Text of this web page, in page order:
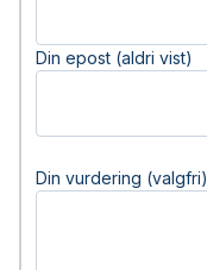
Din epost (aldri vist)
Din vurdering (valgfri)